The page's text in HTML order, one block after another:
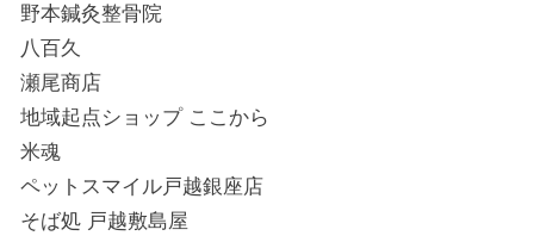
野本鍼灸整骨院
八百久
瀬尾商店
地域起点ショップ ここから
米魂
ペットスマイル戸越銀座店
そば処 戸越敷島屋